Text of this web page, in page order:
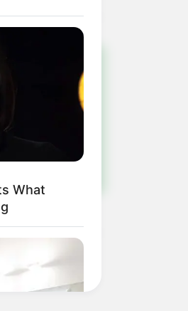
What